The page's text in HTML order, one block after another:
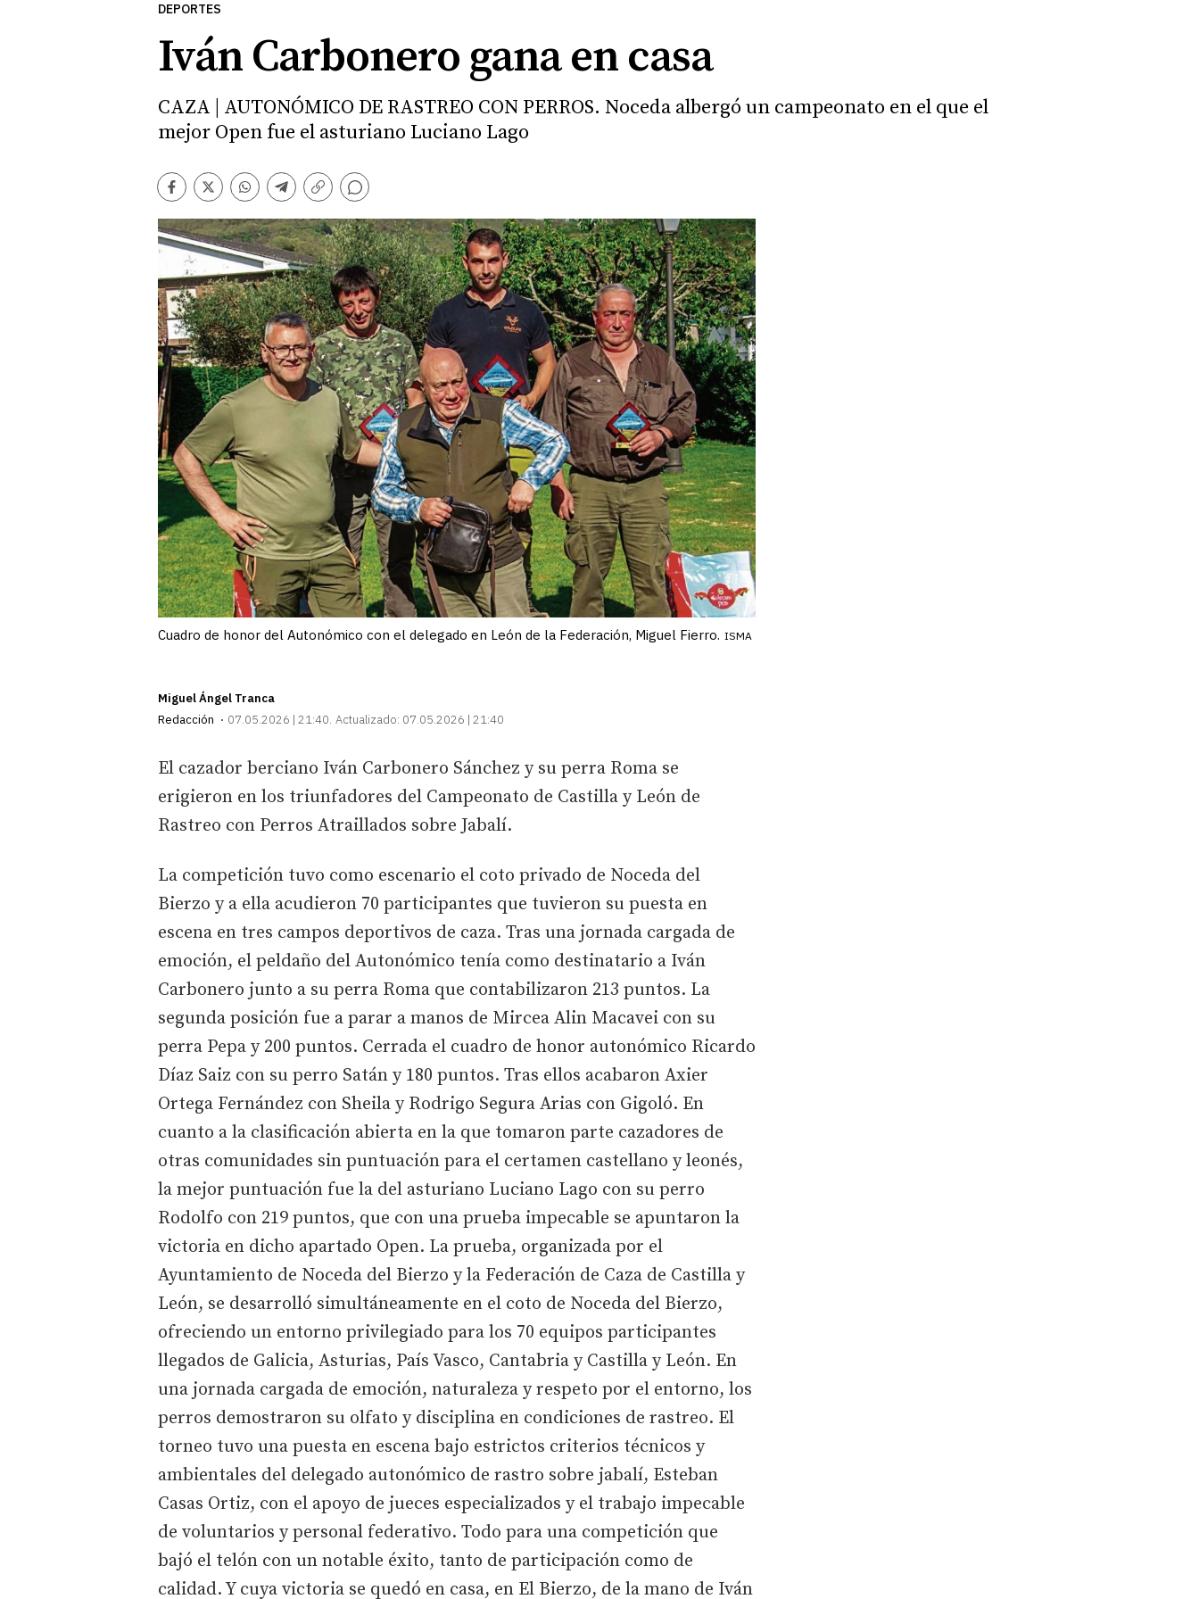
DEPORTES
Iván Carbonero gana en casa
CAZA | AUTONÓMICO DE RASTREO CON PERROS. Noceda albergó un campeonato en el que el
mejor Open fue el asturiano Luciano Lago
Facebook
TwitterWhatsapp
Telegram
Copiar
enlace
Comentarios
Cuadro de honor del Autonómico con el delegado en León de la Federación, Miguel Fierro. ISMA
Miguel Ángel Tranca
Redacción
07.05.2026 | 21:40 Actualizado: 07.05.2026 | 21:40
El cazador berciano Iván Carbonero Sánchez y su perra Roma se
erigieron en los triunfadores del Campeonato de Castilla y León de
Rastreo con Perros Atraillados sobre Jabalí.
La competición tuvo como escenario el coto privado de Noceda del
Bierzo y a ella acudieron 70 participantes que tuvieron su puesta en
escena en tres campos deportivos de caza. Tras una jornada cargada de
emoción, el peldaño del Autonómico tenía como destinatario a Iván
Carbonero junto a su perra Roma que contabilizaron 213 puntos. La
segunda posición fue a parar a manos de Mircea Alin Macavei con su
perra Pepa y 200 puntos. Cerrada el cuadro de honor autonómico Ricardo
Díaz Saiz con su perro Satán y 180 puntos. Tras ellos acabaron Axier
Ortega Fernández con Sheila y Rodrigo Segura Arias con Gigoló. En
cuanto a la clasificación abierta en la que tomaron parte cazadores de
otras comunidades sin puntuación para el certamen castellano y leonés,
la mejor puntuación fue la del asturiano Luciano Lago con su perro
Rodolfo con 219 puntos, que con una prueba impecable se apuntaron la
victoria en dicho apartado Open. La prueba, organizada por el
Ayuntamiento de Noceda del Bierzo y la Federación de Caza de Castilla y
León, se desarrolló simultáneamente en el coto de Noceda del Bierzo,
ofreciendo un entorno privilegiado para los 70 equipos participantes
llegados de Galicia, Asturias, País Vasco, Cantabria y Castilla y León. En
una jornada cargada de emoción, naturaleza y respeto por el entorno, los
perros demostraron su olfato y disciplina en condiciones de rastreo. El
torneo tuvo una puesta en escena bajo estrictos criterios técnicos y
ambientales del delegado autonómico de rastro sobre jabalí, Esteban
Casas Ortiz, con el apoyo de jueces especializados y el trabajo impecable
de voluntarios y personal federativo. Todo para una competición que
bajó el telón con un notable éxito, tanto de participación como de
calidad. Y cuya victoria se quedó en casa, en El Bierzo, de la mano de Iván